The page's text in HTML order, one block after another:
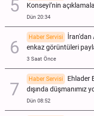
Konseyi’nin
Dün 20:34
Haber Servisi
İran'dan
enkaz görüntüleri
3 Saat Önce
Haber Servisi
Ehlader
dışında düşmanımız
Dün 08:52